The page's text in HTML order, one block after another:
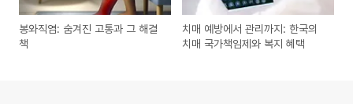
봉와직염: 숨겨진 고통과 그 해결
책
치매 예방에서 관리까지: 한국의
치매 국가책임제와 복지 혜택